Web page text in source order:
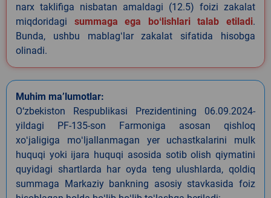
narx taklifiga nisbatan amaldagi (12.5) foizi zakalat
miqdoridagi summaga ega boʻlishlari talab etiladi.
Bunda, ushbu mablagʻlar zakalat sifatida hisobga
olinadi.
Muhim ma’lumotlar:
O‘zbekiston Respublikasi Prezidentining 06.09.2024-
yildagi PF-135-son Farmoniga asosan qishloq
xoʻjaligiga moʻljallanmagan yer uchastkalarini mulk
huquqi yoki ijara huquqi asosida sotib olish qiymatini
quyidagi shartlarda har oyda teng ulushlarda, qoldiq
summaga Markaziy bankning asosiy stavkasida foiz